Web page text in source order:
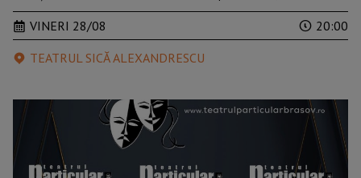
VINERI 28/08
20:00
TEATRUL SICĂ ALEXANDRESCU